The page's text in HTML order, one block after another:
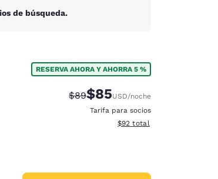
de búsqueda.
RESERVA AHORA Y AHORRA 5 %
Precio tachado:
$89Precio con descuento:
$85USD/noche
Tarifa para socios
Ver detalles del total
$92 total